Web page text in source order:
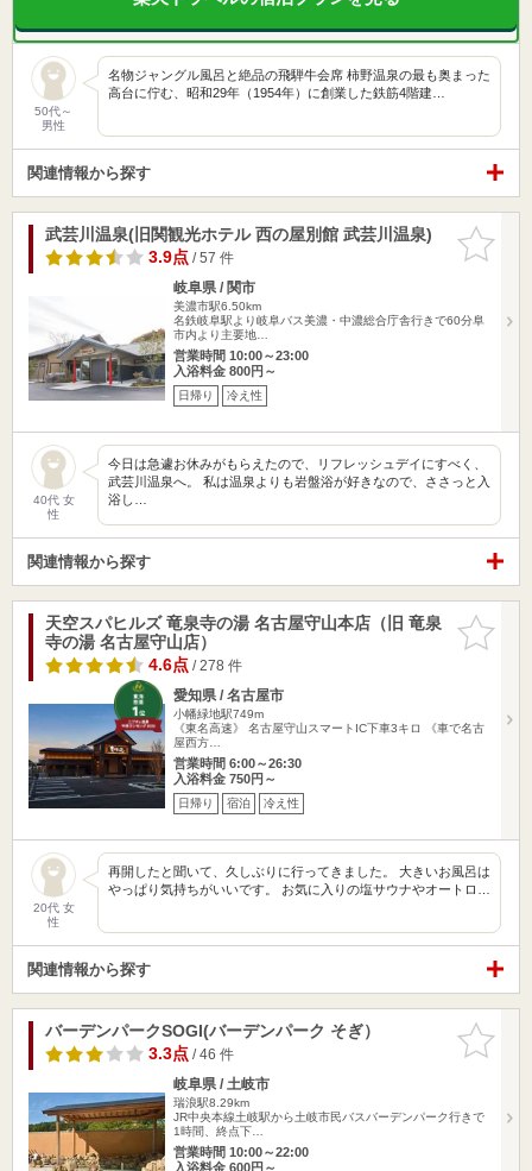
50代～
男性
名物ジャングル風呂と絶品の飛騨牛会席 柿野温泉の最も奥まった
高台に佇む、昭和29年（1954年）に創業した鉄筋4階建…
関連情報から探す
お気に入
りに追加
武芸川温泉(旧関観光ホテル 西の屋別館 武芸川温泉)
3.9点/ 57 件
岐阜県 / 関市
美濃市駅6.50km
名鉄岐阜駅より岐阜バス美濃・中濃総合庁舎行きで60分阜
市内より主要地…
営業時間 10:00～23:00
入浴料金 800円～
日帰り 冷え性
40代 女
性
今日は急遽お休みがもらえたので、リフレッシュデイにすべく、
武芸川温泉へ。 私は温泉よりも岩盤浴が好きなので、ささっと入
浴し…
関連情報から探す
お気に入
りに追加
天空スパヒルズ 竜泉寺の湯 名古屋守山本店（旧 竜泉
寺の湯 名古屋守山店）
4.6点/ 278 件
愛知県 / 名古屋市
小幡緑地駅749m
《東名高速》 名古屋守山スマートIC下車3キロ 《車で名古
屋西方…
営業時間 6:00～26:30
入浴料金 750円～
日帰り 宿泊 冷え性
20代 女
性
再開したと聞いて、久しぶりに行ってきました。 大きいお風呂は
やっぱり気持ちがいいです。 お気に入りの塩サウナやオートロ…
関連情報から探す
お気に入
りに追加
バーデンパークSOGI(バーデンパーク そぎ）
3.3点/ 46 件
岐阜県 / 土岐市
瑞浪駅8.29km
JR中央本線土岐駅から土岐市民バスバーデンパーク行きで
1時間、終点下…
営業時間 10:00～22:00
入浴料金 600円～